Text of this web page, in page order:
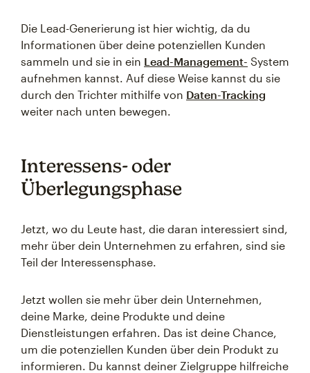
Die Lead-Generierung ist hier wichtig, da du
Informationen über deine potenziellen Kunden
sammeln und sie in ein Lead-Management- System
aufnehmen kannst. Auf diese Weise kannst du sie
durch den Trichter mithilfe von Daten-Tracking
weiter nach unten bewegen.
Interessens- oder
Überlegungsphase
Jetzt, wo du Leute hast, die daran interessiert sind,
mehr über dein Unternehmen zu erfahren, sind sie
Teil der Interessensphase.
Jetzt wollen sie mehr über dein Unternehmen,
deine Marke, deine Produkte und deine
Dienstleistungen erfahren. Das ist deine Chance,
um die potenziellen Kunden über dein Produkt zu
informieren. Du kannst deiner Zielgruppe hilfreiche